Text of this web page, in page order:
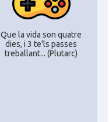
Que la vida son quatre
dies, i 3 te'ls passes
treballant... (Plutarc)